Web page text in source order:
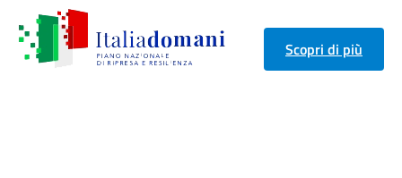
Scopri di più